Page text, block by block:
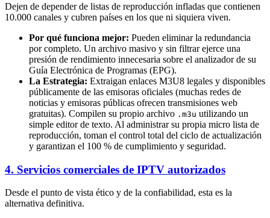
Dejen de depender de listas de reproducción infladas que contienen
10.000 canales y cubren países en los que ni siquiera viven.
Por qué funciona mejor: Pueden eliminar la redundancia
por completo. Un archivo masivo y sin filtrar ejerce una
presión de rendimiento innecesaria sobre el analizador de su
Guía Electrónica de Programas (EPG).
La Estrategia: Extraigan enlaces M3U8 legales y disponibles
públicamente de las emisoras oficiales (muchas redes de
noticias y emisoras públicas ofrecen transmisiones web
gratuitas). Compilen su propio archivo .m3u utilizando un
simple editor de texto. Al administrar su propia micro lista de
reproducción, toman el control total del ciclo de actualización
y garantizan el 100 % de cumplimiento y seguridad.
4. Servicios comerciales de IPTV autorizados
Desde el punto de vista ético y de la confiabilidad, esta es la
alternativa definitiva.